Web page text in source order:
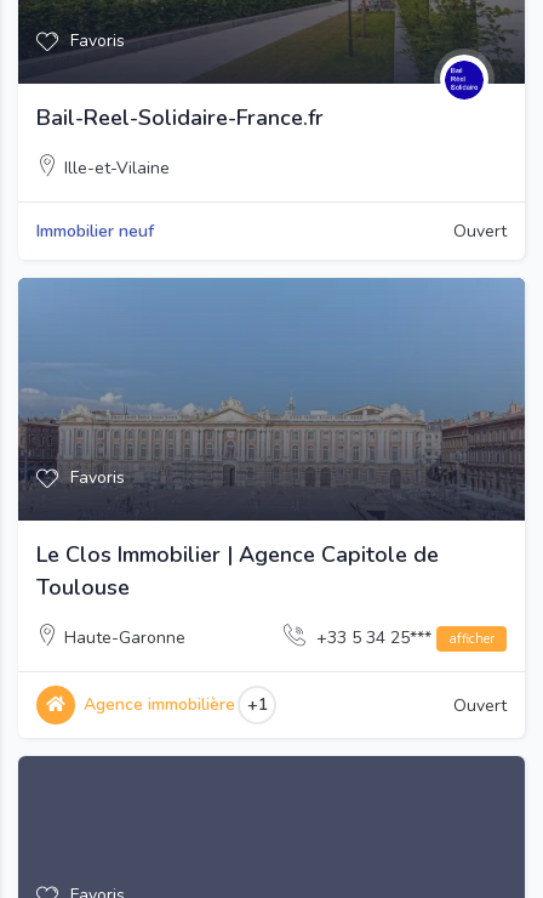
Favoris
Bail-Reel-Solidaire-France.fr
Ille-et-Vilaine
Immobilier neuf Ouvert
Favoris
Le Clos Immobilier | Agence Capitole de
Toulouse
Haute-Garonne +33 5 34 25*** afficher
Agence immobilière +1 Ouvert